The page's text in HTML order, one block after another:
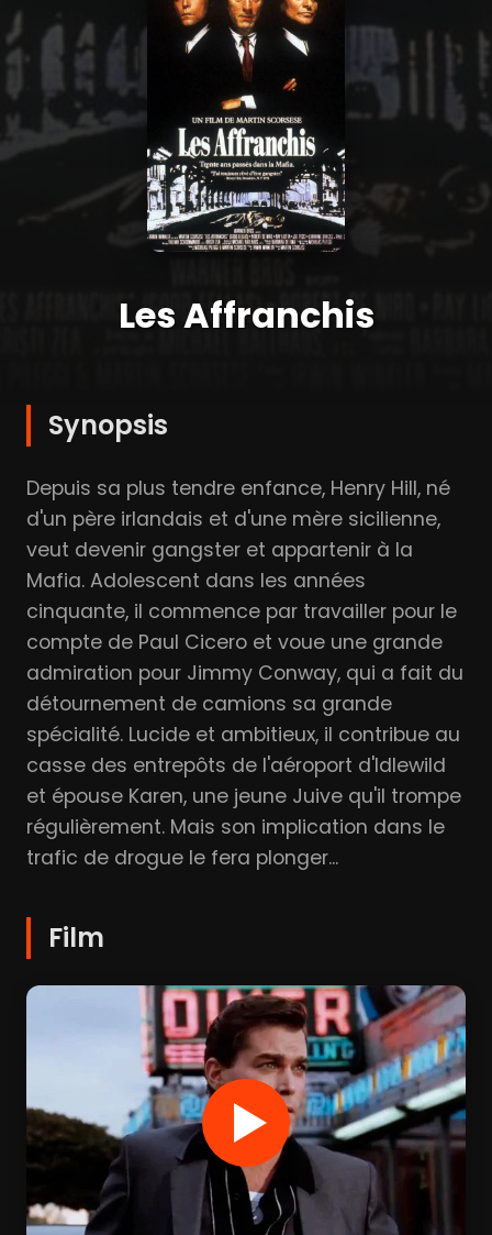
Les Affranchis
Synopsis
Depuis sa plus tendre enfance, Henry Hill, né
d'un père irlandais et d'une mère sicilienne,
veut devenir gangster et appartenir à la
Mafia. Adolescent dans les années
cinquante, il commence par travailler pour le
compte de Paul Cicero et voue une grande
admiration pour Jimmy Conway, qui a fait du
détournement de camions sa grande
spécialité. Lucide et ambitieux, il contribue au
casse des entrepôts de l'aéroport d'Idlewild
et épouse Karen, une jeune Juive qu'il trompe
régulièrement. Mais son implication dans le
trafic de drogue le fera plonger...
Film